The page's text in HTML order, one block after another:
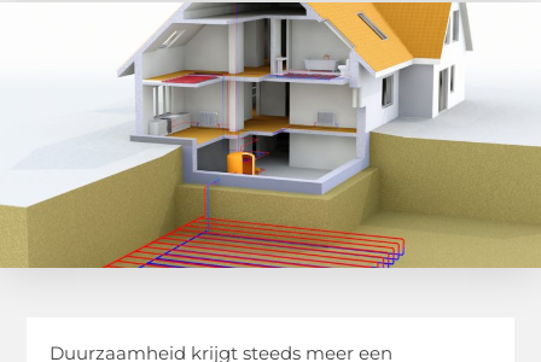
Duurzaamheid krijgt steeds meer een